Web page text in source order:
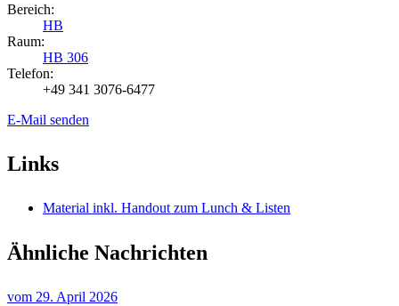
Bereich:
HB
Raum:
HB 306
Telefon:
+49 341 3076-6477
E-Mail senden
Links
Material inkl. Handout zum Lunch & Listen
Ähnliche Nachrichten
vom 29. April 2026